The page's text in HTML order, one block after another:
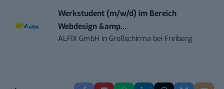
Werkstudent (m/w/d) im Bereich
Webdesign &amp...
ALFIX GmbH in Großschirma bei Freiberg